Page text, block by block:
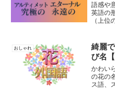
語感や
英語の
（上位
ギルテ
おしゃれ
綺麗
び名【
かわい
の花の
ス語、